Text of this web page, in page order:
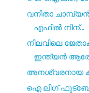
വനിതാ
എഫിൽ നിന്...
നിലവിലെ
ഇന്ത്യൻ
അനശ്വരനായ
ഐ ലീഗ്